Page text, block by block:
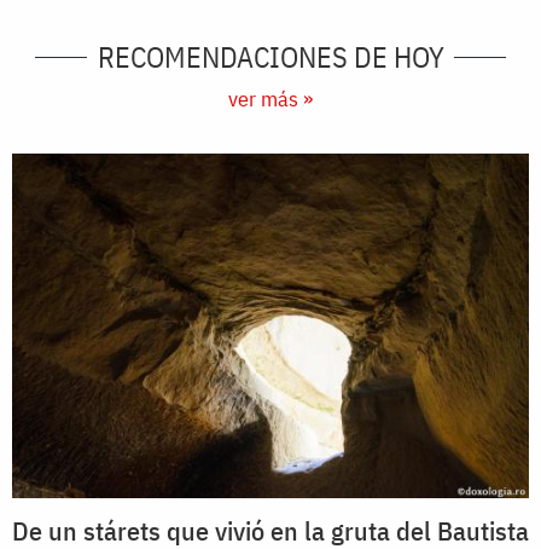
RECOMENDACIONES DE HOY
ver más »
De un stárets que vivió en la gruta del Bautista